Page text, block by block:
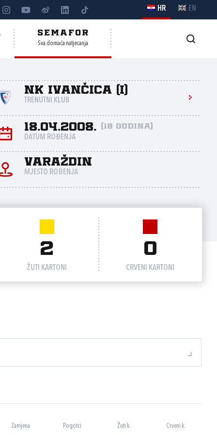
HR EN
SEMAFOR
Sva domaća natjecanja
NK Ivančica (I)
TRENUTNI KLUB
18.04.2008. (18 godina)
DATUM ROĐENJA
Varaždin
MJESTO ROĐENJA
2
ŽUTI KARTONI
0
CRVENI KARTONI
Zamjena Pogotci Žuti k. Crveni k.